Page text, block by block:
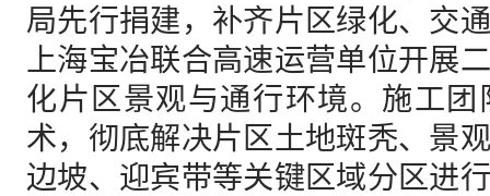
局先行捐建，补齐片区绿化、交
上海宝冶联合高速运营单位开展
化片区景观与通行环境。施工
术，彻底解决片区土地斑秃、景
边坡、迎宾带等关键区域分区进